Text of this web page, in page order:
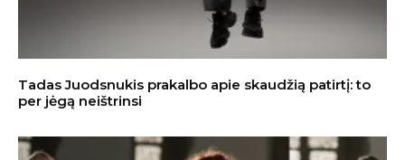
Tadas Juodsnukis prakalbo apie skaudžią patirtį: to
per jėgą neištrinsi